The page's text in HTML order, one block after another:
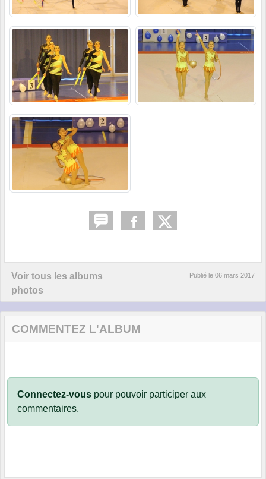
Voir tous les albums
photos
Publié le 06 mars 2017
COMMENTEZ L'ALBUM
Connectez-vous pour pouvoir participer aux
commentaires.